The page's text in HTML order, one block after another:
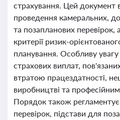
страхування. Цей документ
проведення камеральних,
та позапланових
критерії ризик-
планування. Особливу
страхових виплат,
втратою працездатності,
виробництві та
Порядок також
перевірок, підстави для